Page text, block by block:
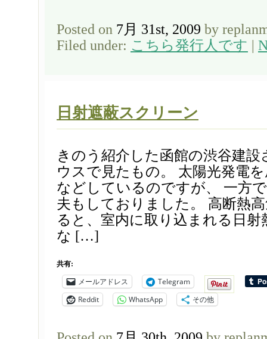
Posted on 7月 31st, 2009 by
Filed under: こちら発行人です |
日射遮蔽スクリーン
きのう紹介した函館の渋谷建
ウスで見たもの。 太陽光発電
などしているのですが、 一方
夫もしておりました。 高断熱
ると、室内に取り込まれる日
な […]
共有:
メールアドレス
Telegram
Reddit
WhatsApp その他